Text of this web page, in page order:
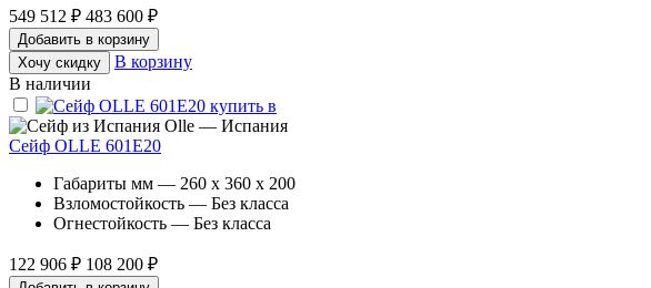
549 512 ₽ 483 600 ₽
Добавить в корзину
Хочу скидку
В корзину
В наличии
Olle — Испания
Сейф OLLE 601E20
Габариты мм — 260 x 360 x 200
Взломостойкость — Без класса
Огнестойкость — Без класса
122 906 ₽ 108 200 ₽